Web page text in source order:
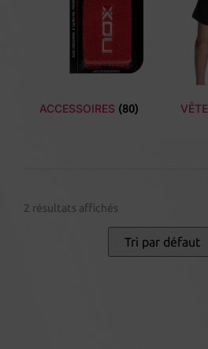
ACCESSOIRES (80)
2 résultats affichés